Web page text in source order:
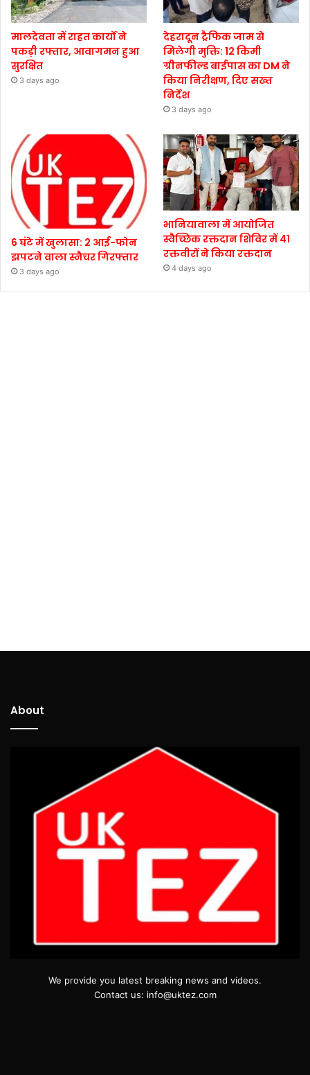
मालदेवता में राहत कार्यों ने
पकड़ी रफ्तार, आवागमन हुआ
सुरक्षित
3 days ago
देहरादून ट्रैफिक जाम से
मिलेगी मुक्ति: 12 किमी
ग्रीनफील्ड बाईपास का DM ने
किया निरीक्षण, दिए सख्त
निर्देश
3 days ago
6 घंटे में खुलासा: 2 आई-फोन
झपटने वाला स्नैचर गिरफ्तार
3 days ago
भानियावाला में आयोजित
स्वैच्छिक रक्तदान शिविर में 41
रक्तवीरों ने किया रक्तदान
4 days ago
About
We provide you latest breaking news and videos.
Contact us: info@uktez.com